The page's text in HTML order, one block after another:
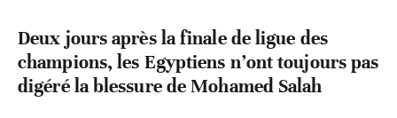
Deux jours après la finale de ligue des
champions, les Egyptiens n’ont toujours pas
digéré la blessure de Mohamed Salah